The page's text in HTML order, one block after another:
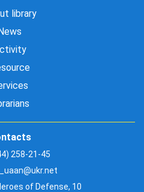
library
258-21-45
of Defense, 10